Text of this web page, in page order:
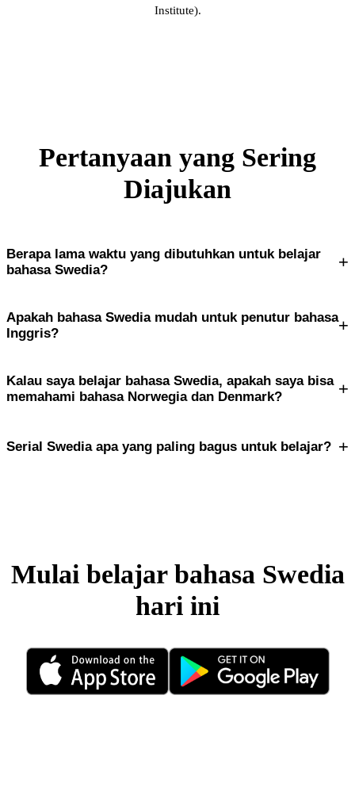
Institute).
Pertanyaan yang Sering
Diajukan
Berapa lama waktu yang dibutuhkan untuk belajar
bahasa Swedia?
+
Apakah bahasa Swedia mudah untuk penutur bahasa
Inggris?
+
Kalau saya belajar bahasa Swedia, apakah saya bisa
memahami bahasa Norwegia dan Denmark?
+
Serial Swedia apa yang paling bagus untuk belajar? +
Mulai belajar bahasa Swedia
hari ini